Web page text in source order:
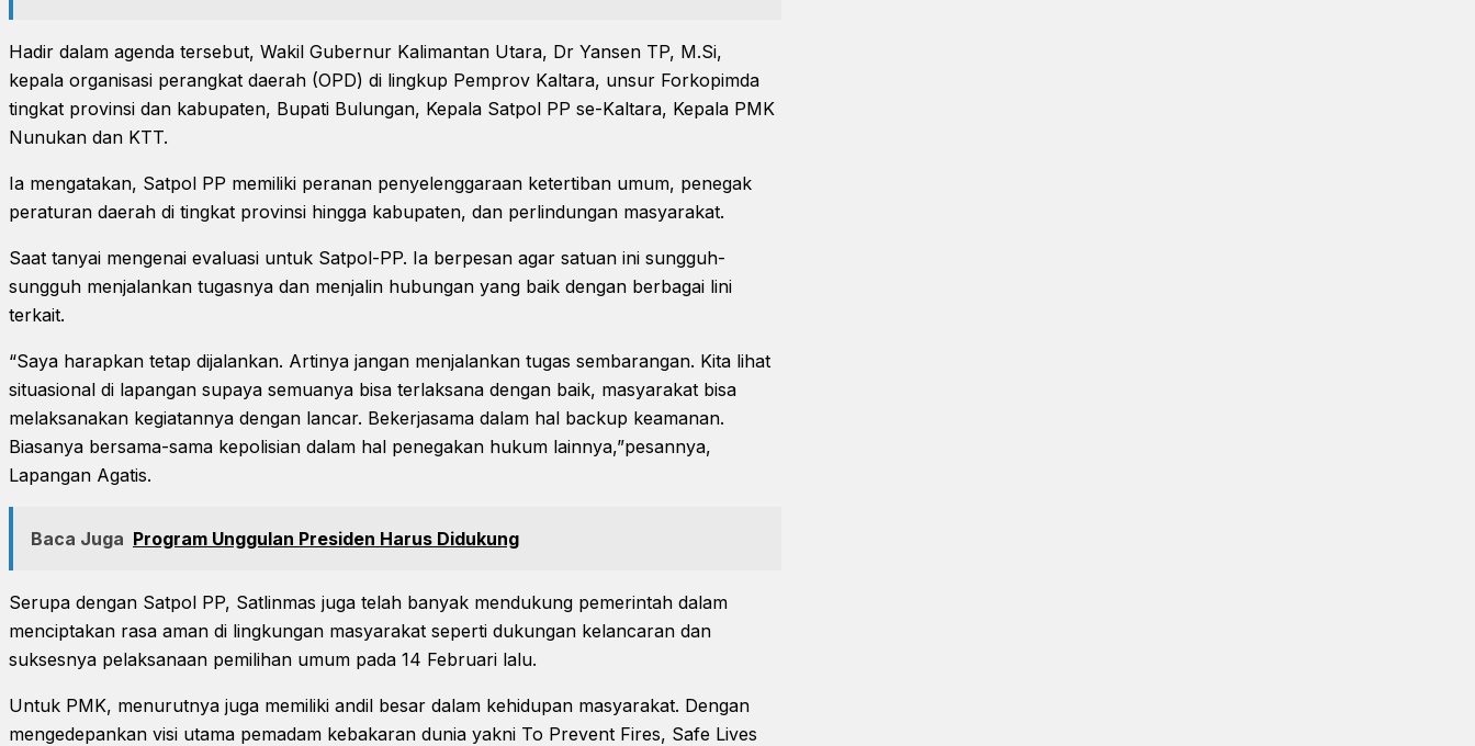
Hadir dalam agenda tersebut, Wakil Gubernur Kalimantan Utara, Dr Yansen TP, M.Si,
kepala organisasi perangkat daerah (OPD) di lingkup Pemprov Kaltara, unsur Forkopimda
tingkat provinsi dan kabupaten, Bupati Bulungan, Kepala Satpol PP se-Kaltara, Kepala PMK
Nunukan dan KTT.
Ia mengatakan, Satpol PP memiliki peranan penyelenggaraan ketertiban umum, penegak
peraturan daerah di tingkat provinsi hingga kabupaten, dan perlindungan masyarakat.
Saat tanyai mengenai evaluasi untuk Satpol-PP. Ia berpesan agar satuan ini sungguh-
sungguh menjalankan tugasnya dan menjalin hubungan yang baik dengan berbagai lini
terkait.
“Saya harapkan tetap dijalankan. Artinya jangan menjalankan tugas sembarangan. Kita lihat
situasional di lapangan supaya semuanya bisa terlaksana dengan baik, masyarakat bisa
melaksanakan kegiatannya dengan lancar. Bekerjasama dalam hal backup keamanan.
Biasanya bersama-sama kepolisian dalam hal penegakan hukum lainnya,”pesannya,
Lapangan Agatis.
Baca Juga Program Unggulan Presiden Harus Didukung
Serupa dengan Satpol PP, Satlinmas juga telah banyak mendukung pemerintah dalam
menciptakan rasa aman di lingkungan masyarakat seperti dukungan kelancaran dan
suksesnya pelaksanaan pemilihan umum pada 14 Februari lalu.
Untuk PMK, menurutnya juga memiliki andil besar dalam kehidupan masyarakat. Dengan
mengedepankan visi utama pemadam kebakaran dunia yakni To Prevent Fires, Safe Lives